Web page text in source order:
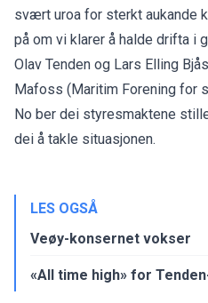
svært uroa for sterkt aukande
på om vi klarer å halde drifta i
Olav Tenden og Lars Elling
Mafoss (Maritim Forening for
No ber dei styresmaktene
dei å takle situasjonen.
LES OGSÅ
Veøy-konsernet vokser
«All time high» for